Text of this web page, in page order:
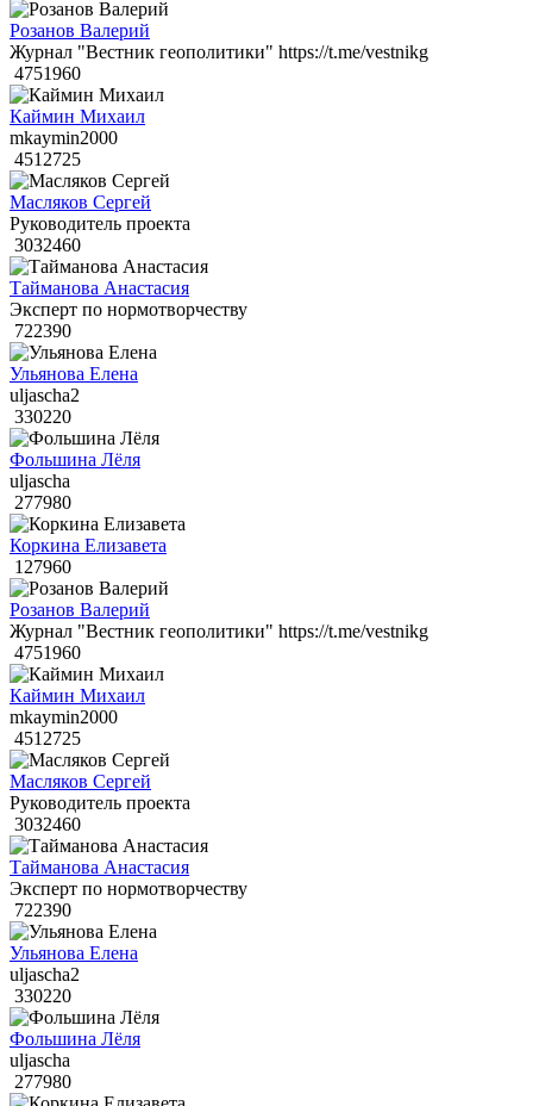
Розанов Валерий
Журнал "Вестник геополитики" https://t.me/vestnikg
4751960
Каймин Михаил
mkaymin2000
4512725
Масляков Сергей
Руководитель проекта
3032460
Тайманова Анастасия
Эксперт по нормотворчеству
722390
Ульянова Елена
uljascha2
330220
Фольшина Лёля
uljascha
277980
Коркина Елизавета
127960
Розанов Валерий
Журнал "Вестник геополитики" https://t.me/vestnikg
4751960
Каймин Михаил
mkaymin2000
4512725
Масляков Сергей
Руководитель проекта
3032460
Тайманова Анастасия
Эксперт по нормотворчеству
722390
Ульянова Елена
uljascha2
330220
Фольшина Лёля
uljascha
277980